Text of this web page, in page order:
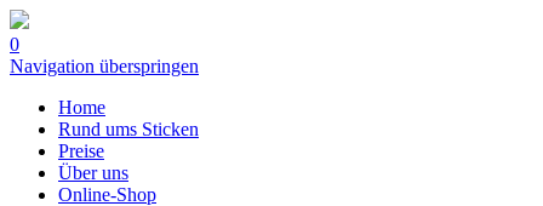
0
Navigation überspringen
Home
Rund ums Sticken
Preise
Über uns
Online-Shop